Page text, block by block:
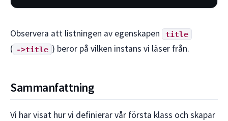
Observera att listningen av egenskapen title
( ->title ) beror på vilken instans vi läser från.
Sammanfattning
Vi har visat hur vi definierar vår första klass och skapar